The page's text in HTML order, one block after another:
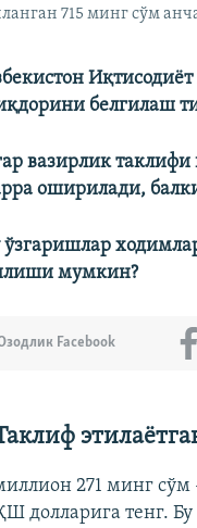
715 минг сўм
белгилаш
вазирлик
оширилади,
ўзгаришлар
мумкин?
Facebook
271 минг
долларига тенг.